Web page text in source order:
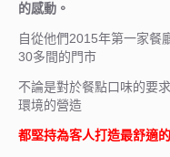
的感動。
自從他們2015年第一家餐
30多間的門市
不論是對於餐點口味的要
環境的營造
都堅持為客人打造最舒適